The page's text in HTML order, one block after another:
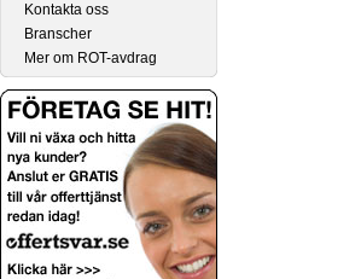
Kontakta oss
Branscher
Mer om ROT-avdrag